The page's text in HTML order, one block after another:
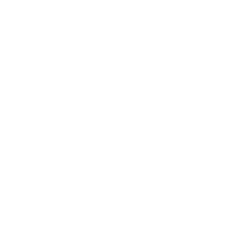
pour
nous seront
pour tous
une mise